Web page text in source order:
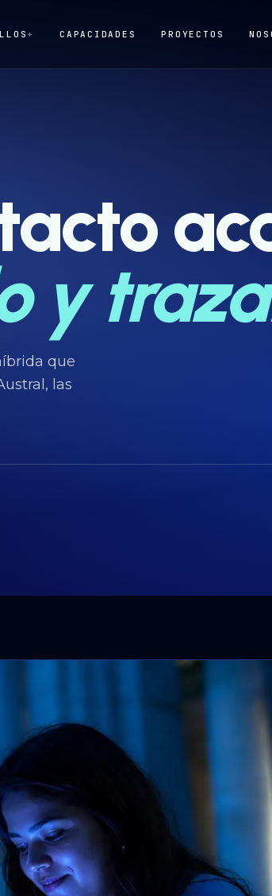
+ CAPACIDADES PROYECTOS
y
que
las